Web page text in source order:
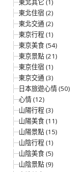
東北其它 (1)
東北住宿 (2)
東北交通 (2)
東京行程 (1)
東京美食 (54)
東京景點 (21)
東京住宿 (1)
東京交通 (3)
日本旅遊心情 (50)
心情 (12)
山陽行程 (3)
山陽美食 (11)
山陽景點 (15)
山陰行程 (1)
山陰美食 (5)
山陰景點 (9)